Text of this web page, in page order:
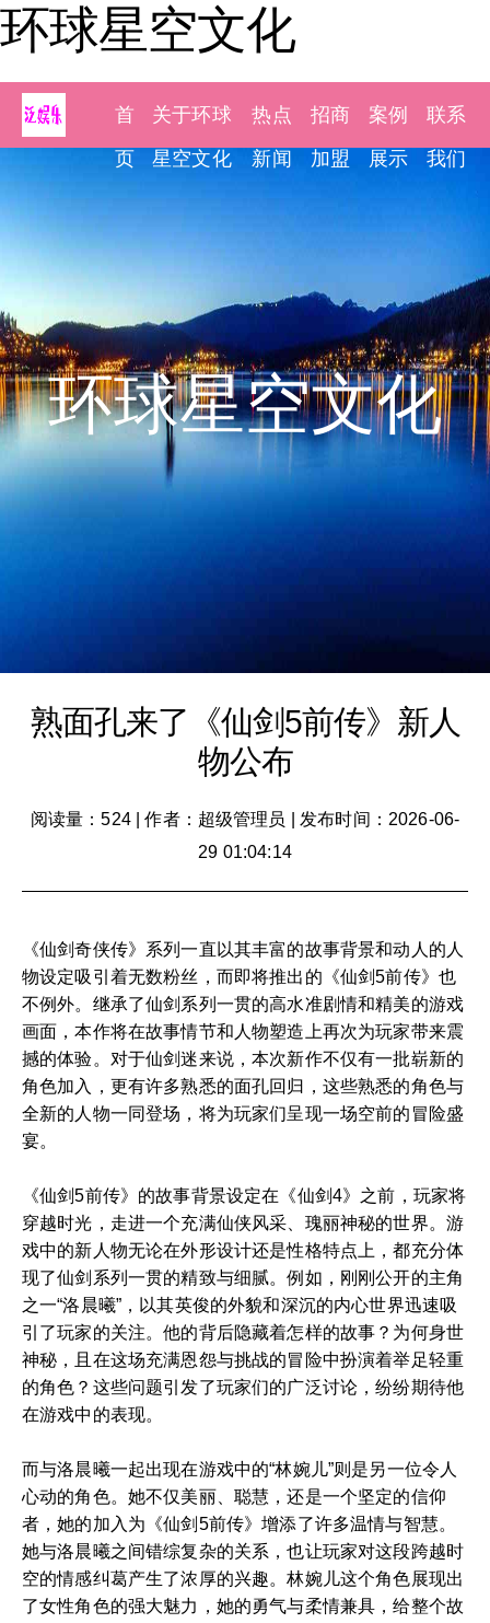
环球星空文化
首
页
关于环球
星空文化
热点
新闻
招商
加盟
案例
展示
联系
我们
环球星空文化
熟面孔来了《仙剑5前传》新人
物公布
阅读量：524|作者：超级管理员
发布时间：2026-06-
29 01:04:14
《仙剑奇侠传》系列一直以其丰富的故事背景和动人的人
物设定吸引着无数粉丝，而即将推出的《仙剑5前传》也
不例外。继承了仙剑系列一贯的高水准剧情和精美的游戏
画面，本作将在故事情节和人物塑造上再次为玩家带来震
撼的体验。对于仙剑迷来说，本次新作不仅有一批崭新的
角色加入，更有许多熟悉的面孔回归，这些熟悉的角色与
全新的人物一同登场，将为玩家们呈现一场空前的冒险盛
宴。
《仙剑5前传》的故事背景设定在《仙剑4》之前，玩家将
穿越时光，走进一个充满仙侠风采、瑰丽神秘的世界。游
戏中的新人物无论在外形设计还是性格特点上，都充分体
现了仙剑系列一贯的精致与细腻。例如，刚刚公开的主角
之一“洛晨曦”，以其英俊的外貌和深沉的内心世界迅速吸
引了玩家的关注。他的背后隐藏着怎样的故事？为何身世
神秘，且在这场充满恩怨与挑战的冒险中扮演着举足轻重
的角色？这些问题引发了玩家们的广泛讨论，纷纷期待他
在游戏中的表现。
而与洛晨曦一起出现在游戏中的“林婉儿”则是另一位令人
心动的角色。她不仅美丽、聪慧，还是一个坚定的信仰
者，她的加入为《仙剑5前传》增添了许多温情与智慧。
她与洛晨曦之间错综复杂的关系，也让玩家对这段跨越时
空的情感纠葛产生了浓厚的兴趣。林婉儿这个角色展现出
了女性角色的强大魅力，她的勇气与柔情兼具，给整个故